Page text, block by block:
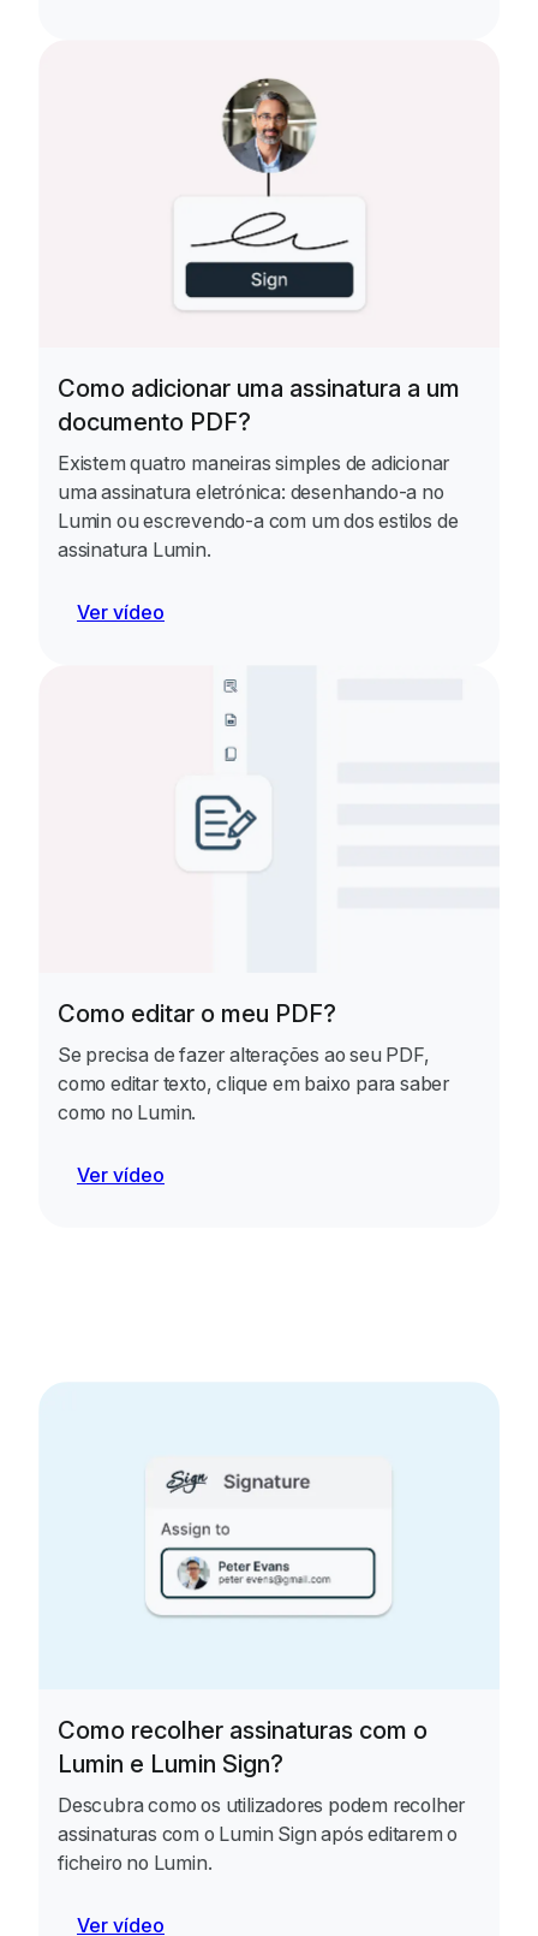
Como adicionar uma assinatura a um
documento PDF?
Existem quatro maneiras simples de adicionar
uma assinatura eletrónica: desenhando-a no
Lumin ou escrevendo-a com um dos estilos de
assinatura Lumin.
Ver vídeo
Como editar o meu PDF?
Se precisa de fazer alterações ao seu PDF,
como editar texto, clique em baixo para saber
como no Lumin.
Ver vídeo
Como recolher assinaturas com o
Lumin e Lumin Sign?
Descubra como os utilizadores podem recolher
assinaturas com o Lumin Sign após editarem o
ficheiro no Lumin.
Ver vídeo